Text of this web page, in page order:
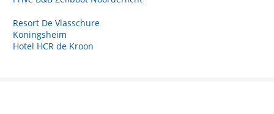
Resort De Vlasschure
Koningsheim
Hotel HCR de Kroon